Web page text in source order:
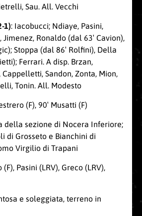
Sau. All. Vecchi
1): Iacobucci; Ndiaye, Pasini,
Ronaldo (dal 63′ Cavion),
Stoppa (dal 86′ Rolfini), Della
Ferrari. A disp. Brzan,
Sandon, Zonta, Mion,
Tonin. All. Modesto
(F), 90′ Musatti (F)
della sezione di Nocera Inferiore;
di Grosseto e Bianchini di
Virgilio di Trapani
(F), Pasini (LRV), Greco (LRV),
e soleggiata, terreno in